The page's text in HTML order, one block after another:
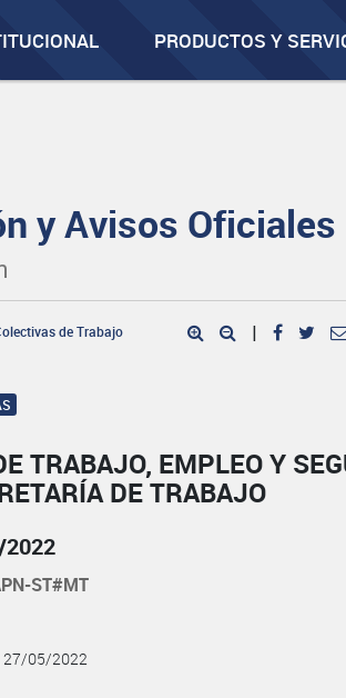
PRODUCTOS Y
y Avisos Oficiales
de Trabajo
|
TRABAJO, EMPLEO Y
DE TRABAJO
2022
ST#MT
27/05/2022